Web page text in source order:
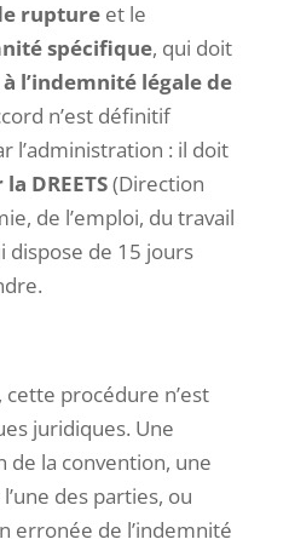
ruptureet le
spécifique, qui doit
l’indemnité légale de
n’est définitif
l’administration : il doit
DREETS(Direction
de l’emploi, du travail
dispose de 15 jours
procédure n’est
juridiques. Une
de la convention, une
des parties, ou
erronée de l’indemnité